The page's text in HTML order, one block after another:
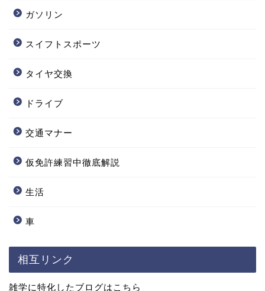
ガソリン
スイフトスポーツ
タイヤ交換
ドライブ
交通マナー
仮免許練習中徹底解説
生活
車
相互リンク
雑学に特化したブログはこちら